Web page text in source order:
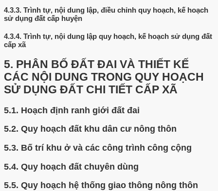
4.3.3. Trình tự, nội dung lập, điều chỉnh quy hoạch, kế hoạch
sử dụng đất cấp huyện
4.3.4. Trình tự, nội dung lập quy hoạch, kế hoạch sử dụng đất
cấp xã
5. PHÂN BỐ ĐẤT ĐAI VÀ THIẾT KẾ
CÁC NỘI DUNG TRONG QUY HOẠCH
SỬ DỤNG ĐẤT CHI TIẾT CẤP XÃ
5.1. Hoạch định ranh giới đất đai
5.2. Quy hoạch đất khu dân cư nông thôn
5.3. Bố trí khu ở và các công trình công cộng
5.4. Quy hoạch đất chuyên dùng
5.5. Quy hoạch hệ thống giao thông nông thôn